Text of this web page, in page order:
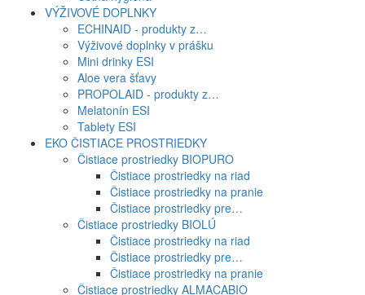
VÝŽIVOVÉ DOPLNKY
ECHINAID - produkty z…
Výživové doplnky v prášku
Mini drinky ESI
Aloe vera šťavy
PROPOLAID - produkty z…
Melatonín ESI
Tablety ESI
EKO ČISTIACE PROSTRIEDKY
Čistiace prostriedky BIOPURO
Čistiace prostriedky na riad
Čistiace prostriedky na pranie
Čistiace prostriedky pre…
Čistiace prostriedky BIOLÚ
Čistiace prostriedky na riad
Čistiace prostriedky pre…
Čistiace prostriedky na pranie
Čistiace prostriedky ALMACABIO